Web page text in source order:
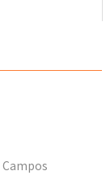
Campos